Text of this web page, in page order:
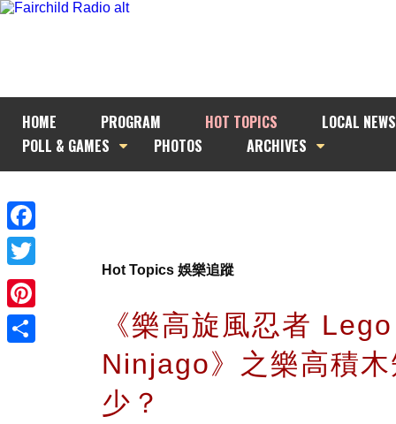
HOME PROGRAM HOT TOPICS
LOCAL NEWS
POLL & GAMES
PHOTOS ARCHIVES
Facebook
Twitter
Pinterest
Hot Topics 娛樂追蹤
《樂高旋風忍者 Lego
Ninjago》之樂高積
少？